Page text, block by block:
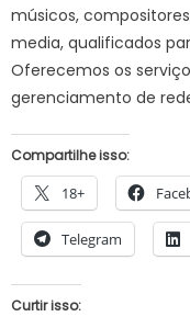
músicos,
media, qualificados
Oferecemos os
gerenciamento de
Compartilhe isso:
18+
Telegram
Curtir isso: